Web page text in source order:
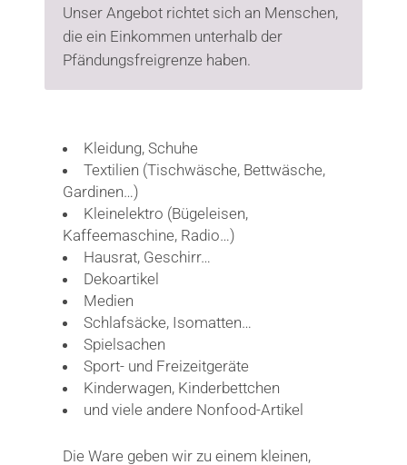
Unser Angebot richtet sich an Menschen,
die ein Einkommen unterhalb der
Pfändungsfreigrenze haben.
Kleidung, Schuhe
Textilien (Tischwäsche, Bettwäsche,
Gardinen…)
Kleinelektro (Bügeleisen,
Kaffeemaschine, Radio…)
Hausrat, Geschirr…
Dekoartikel
Medien
Schlafsäcke, Isomatten…
Spielsachen
Sport- und Freizeitgeräte
Kinderwagen, Kinderbettchen
und viele andere Nonfood-Artikel
Die Ware geben wir zu einem kleinen,